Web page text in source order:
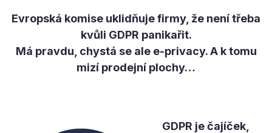
Evropská komise uklidňuje firmy, že není třeba
kvůli GDPR panikařit.
Má pravdu, chystá se ale e-privacy. A k tomu
mizí prodejní plochy…
GDPR je čajíček,